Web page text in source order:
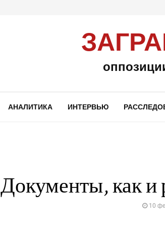
АНАЛИТИКА ИНТЕРВЬЮ
Документы, как и
10